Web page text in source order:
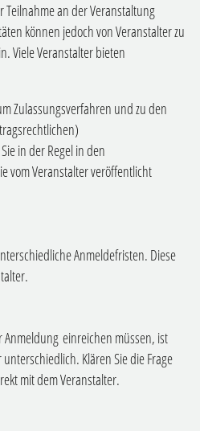
Teilnahme an der Veranstaltung
können jedoch von Veranstalter zu
Viele Veranstalter bieten
Zulassungsverfahren und zu den
in der Regel in den
vom Veranstalter veröffentlicht
Anmeldefristen. Diese
einreichen müssen, ist
Klären Sie die Frage
mit dem Veranstalter.